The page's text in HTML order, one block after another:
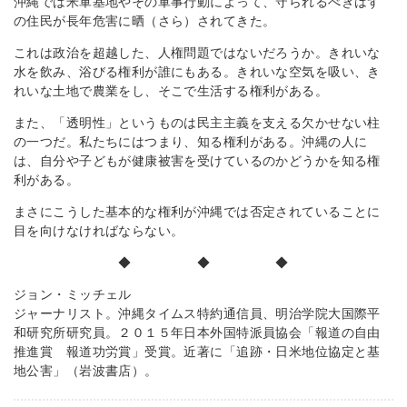
の住民が長年危害に晒（さら）されてきた。
これは政治を超越した、人権問題ではないだろうか。きれいな
水を飲み、浴びる権利が誰にもある。きれいな空気を吸い、き
れいな土地で農業をし、そこで生活する権利がある。
また、「透明性」というものは民主主義を支える欠かせない柱
の一つだ。私たちにはつまり、知る権利がある。沖縄の人に
は、自分や子どもが健康被害を受けているのかどうかを知る権
利がある。
まさにこうした基本的な権利が沖縄では否定されていることに
目を向けなければならない。
◆ ◆ ◆
ジョン・ミッチェル
ジャーナリスト。沖縄タイムス特約通信員、明治学院大国際平
和研究所研究員。２０１５年日本外国特派員協会「報道の自由
推進賞 報道功労賞」受賞。近著に「追跡・日米地位協定と基
地公害」（岩波書店）。